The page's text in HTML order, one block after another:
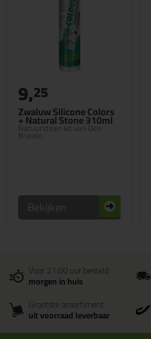
Zwaluw Silicone Colors
+ Natural Stone 310ml
Natuursteen kit van Den
Braven
9,25
Bekijken
Voor 21:00 uur besteld
morgen in huis
Grootste assortiment
uit voorraad leverbaar